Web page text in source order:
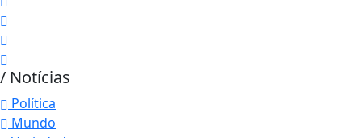
/ Notícias
Política
Mundo